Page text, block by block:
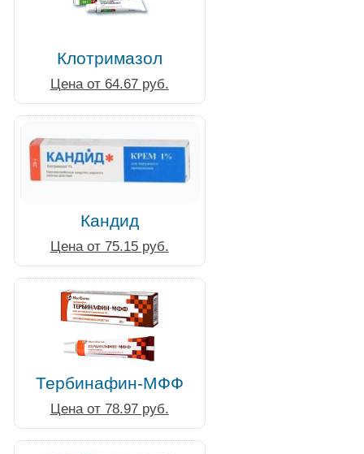
Клотримазол
Цена от 64.67 руб.
Кандид
Цена от 75.15 руб.
Тербинафин-МФФ
Цена от 78.97 руб.